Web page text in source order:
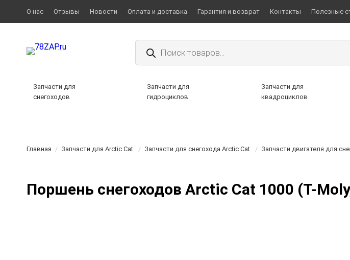
О нас Отзывы Новости Оплата и доставка Гарантия и возврат Контакты Полезные
Поиск
товаров
Запчасти для
снегоходов
Запчасти для
гидроциклов
Запчасти для
квадроциклов
Главная / Запчасти для Arctic Cat / Запчасти для снегохода Arctic Cat / Запчасти двигателя для
Поршень снегоходов Arctic Cat 1000 (T-